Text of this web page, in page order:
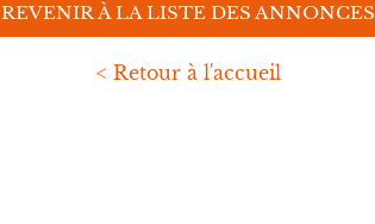
REVENIR À LA LISTE DES ANNONCES
< Retour à l'accueil